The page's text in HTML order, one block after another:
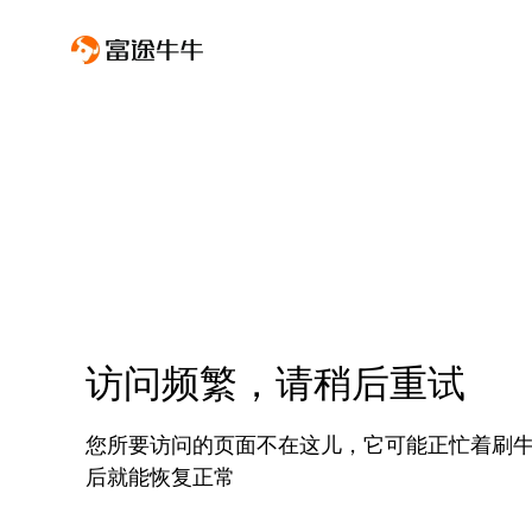
访问频繁，请稍后重试
您所要访问的页面不在这儿，它可能正忙着刷
后就能恢复正常